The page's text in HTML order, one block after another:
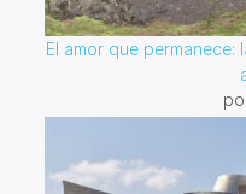
El amor que permanece: